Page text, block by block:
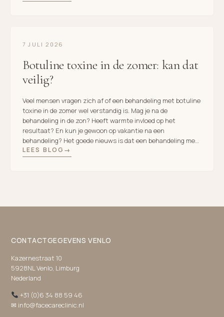
7 JULI 2026
Botuline toxine in de zomer: kan dat
veilig?
Veel mensen vragen zich af of een behandeling met botuline
toxine in de zomer wel verstandig is. Mag je na de
behandeling in de zon? Heeft warmte invloed op het
resultaat? En kun je gewoon op vakantie na een
behandeling? Het goede nieuws is dat een behandeling met
botuline toxine ook in de zomer veilig […]
LEES BLOG
CONTACTGEGEVENS VENLO
Kazernestraat 10
5928NL Venlo, Limburg
Nederland
+31 (0)6 34 88 59 46
✉ info@facecareclinic.nl